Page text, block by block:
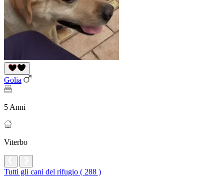
Golia
5 Anni
Viterbo
Tutti gli cani del rifugio ( 288 )